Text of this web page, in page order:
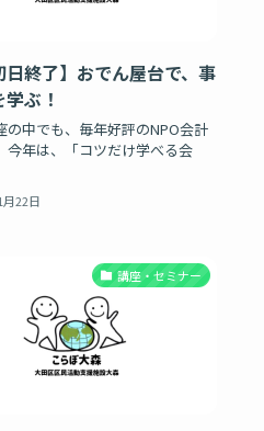
日終了】おでん屋台で、事
ぶ！
の中でも、毎年好評のNPO会計
今年は、「コツだけ学べる会
22日
講座・セミナー